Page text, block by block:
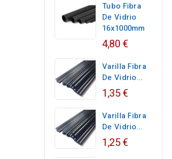
Tubo Fibra
De Vidrio
16x1000mm
4,80 €
Varilla Fibra
De Vidrio...
1,35 €
Varilla Fibra
De Vidrio...
1,25 €